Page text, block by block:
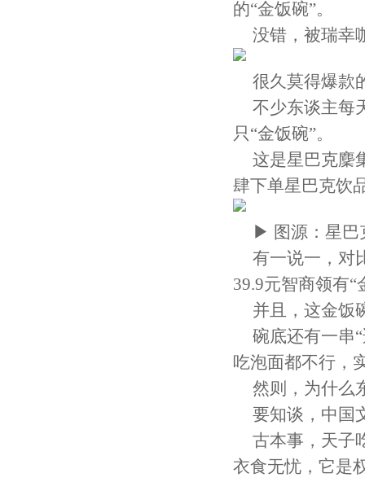
的“金饭碗”。
没错，被瑞幸
很久莫得爆款
不少东谈主每
只“金饭碗”。
这是星巴克麇
肆下单星巴克饮
▶ 图源：星巴
有一说一，对
39.9元智商领有
并且，这金饭
碗底还有一串
吃泡面都不行，
然则，为什么
要知谈，中国
古本事，天子
衣食无忧，它是